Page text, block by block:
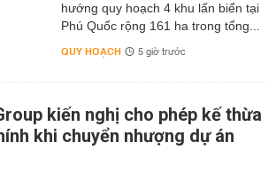
hướng quy hoạch 4 khu lấn biển tại
Phú Quốc rộng 161 ha trong tổng...
QUY HOẠCH 5 giờ trước
kiến nghị cho phép kế thừa
khi chuyển nhượng dự án